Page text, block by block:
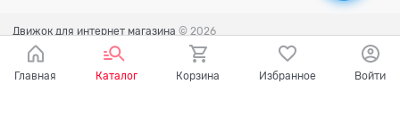
Движок для интернет магазина © 2026
Главная Каталог Корзина Избранное Войти